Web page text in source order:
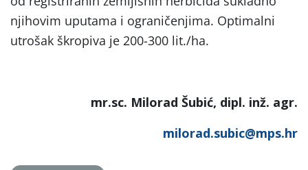
njihovim uputama i ograničenjima. Optimalni
utrošak škropiva je 200-300 lit./ha.
mr.sc. Milorad Šubić, dipl. inž. agr.
milorad.subic@mps.hr